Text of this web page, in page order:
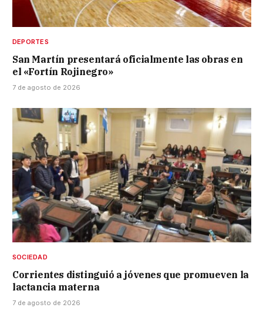
DEPORTES
San Martín presentará oficialmente las obras en
el «Fortín Rojinegro»
7 de agosto de 2026
SOCIEDAD
Corrientes distinguió a jóvenes que promueven la
lactancia materna
7 de agosto de 2026